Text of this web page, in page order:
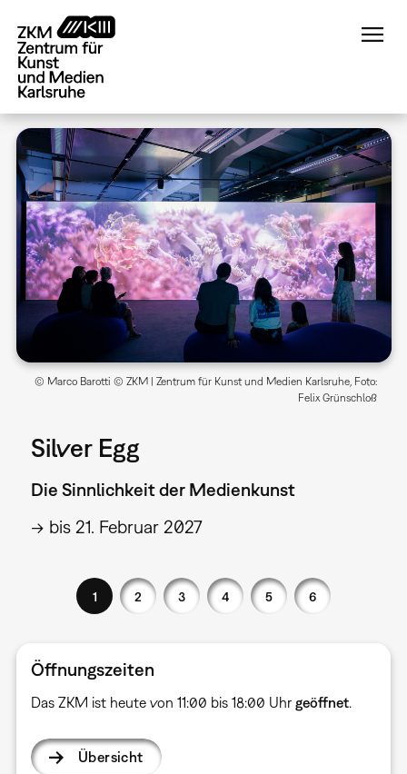
zum
Inhalt
© Marco Barotti © ZKM | Zentrum für Kunst und Medien Karlsruhe, Foto:
Felix Grünschloß
Silver Egg
Die Sinnlichkeit der Medienkunst
→ bis 21. Februar 2027
1 2 3 4 5 6
Öffnungszeiten
Das ZKM ist heute von 11:00 bis 18:00 Uhr geöffnet.
Übersicht